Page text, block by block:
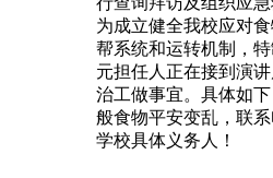
为成立健全我校应对
帮系统和运转机制，
元担任人正在接到演
治工做事宜。具体如
般食物平安变乱，联
学校具体义务人！